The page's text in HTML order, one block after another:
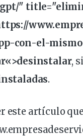
" title="
con-el-
«>desinstalar,
.
este artículo